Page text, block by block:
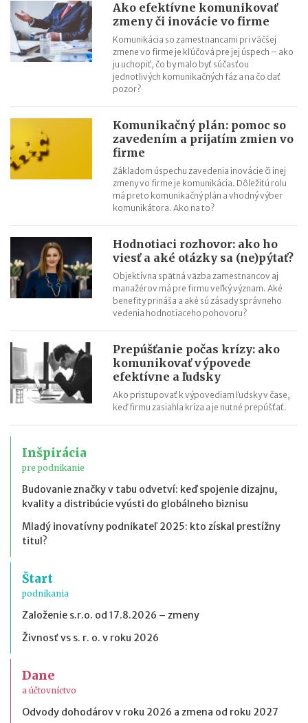
správa sa zameria na ich príjmy
Zmeny v e-faktúre: štát ju opravuje ešte pred zavedením
VÚB mení podmienky firemných debetných a kreditných kariet
Mýty o dôchodkovej prognóze a riešenie sporných situácií
Kedy vznikajú absolventom škôl povinnosti voči Sociálnej
Ako efektívne komunikovať
zmeny či inovácie vo firme
Komunikácia so zamestnancami pri väčšej
zmene vo firme je kľúčová pre jej úspech – ako
ju uchopiť, čo by malo byť súčasťou
jednotlivých komunikačných fáz a na čo dať
pozor?
Komunikačný plán: pomoc so
zavedením a prijatím zmien vo
firme
Základom úspechu zavedenia inovácie či inej
zmeny vo firme je komunikácia. Dôležitú rolu
má preto komunikačný plán a vhodný výber
komunikátora. Ako na to?
Hodnotiaci rozhovor: ako ho
viesť a aké otázky sa (ne)pýtať?
Objektívna spätná väzba zamestnancov aj
manažérov má pre firmu veľký význam. Aké
benefity prináša a aké sú zásady správneho
vedenia hodnotiaceho pohovoru?
Prepúšťanie počas krízy: ako
komunikovať výpovede
efektívne a ľudsky
Ako pristupovať k výpovediam ľudsky v čase,
keď firmu zasiahla kríza a je nutné prepúšťať.
Inšpirácia
pre podnikanie
Budovanie značky v tabu odvetví: keď spojenie dizajnu,
kvality a distribúcie vyústi do globálneho biznisu
Mladý inovatívny podnikateľ 2025: kto získal prestížny
titul?
Štart
podnikania
Založenie s.r.o. od 17.8.2026 – zmeny
Živnosť vs s. r. o. v roku 2026
Dane
a účtovníctvo
Odvody dohodárov v roku 2026 a zmena od roku 2027